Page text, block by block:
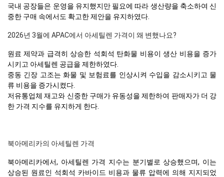
국내 공장들은 운영을 유지했지만 필요에 따라 생산량을 축소하여 신
중한 구매 속에서도 확고한 제안을 유지하였다.
2026년 3월에 APAC에서 아세틸렌 가격이 왜 변했나요?
원료 제약과 급격히 상승한 석회석 탄화물 비용이 생산 비용을 증가
시키고 아세틸렌 공급을 제한하였다.
중동 긴장 고조는 화물 및 보험료를 인상시켜 수입을 감소시키고 물
류 비용을 증가시켰다.
저유통업체 재고와 신중한 구매가 유동성을 제한하여 판매자가 더 강
한 가격 지수를 유지하게 한다.
북아메리카의 아세틸렌 가격
북아메리카에서, 아세틸렌 가격 지수는 분기별로 상승했으며, 이는
상승된 원료인 석회석 카바이드 비용과 물류 압력에 의해 지지되었